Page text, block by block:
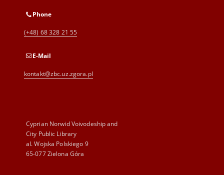
Phone
(+48) 68 328 21 55
E-Mail
kontakt@zbc.uz.zgora.pl
Cyprian Norwid Voivodeship and
City Public Library
al. Wojska Polskiego 9
65-077 Zielona Góra